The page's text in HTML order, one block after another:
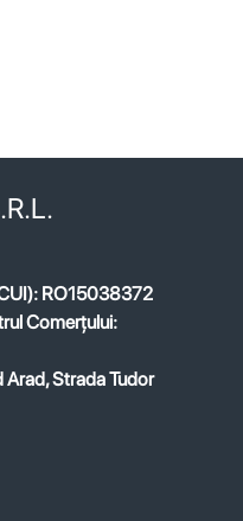
RO15038372
Comerțului:
Arad, Strada Tudor